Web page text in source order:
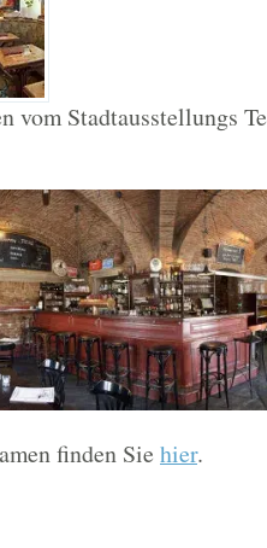
vom Stadtausstellungs
finden Sie hier.